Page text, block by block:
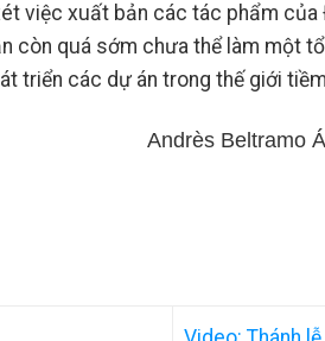
việc xuất bản các tác phẩm
còn quá sớm chưa thể làm một
triển các dự án trong thế giới
Andrès Beltramo